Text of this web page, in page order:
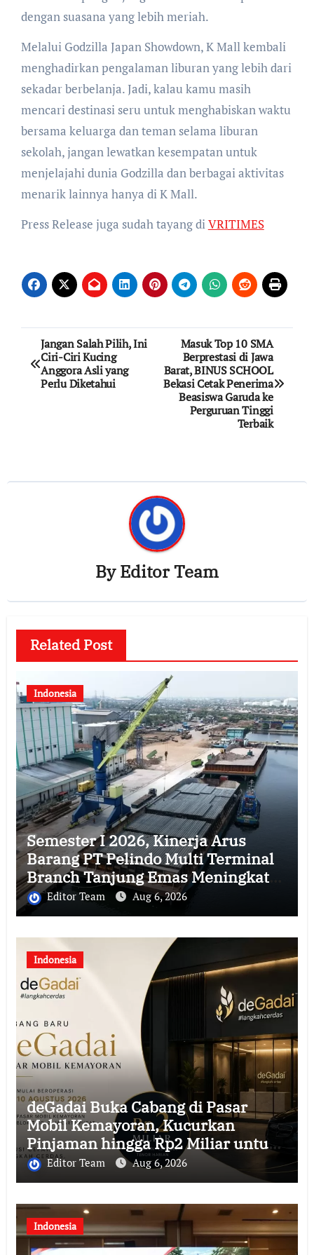
dengan suasana yang lebih meriah.
Melalui Godzilla Japan Showdown, K Mall kembali
menghadirkan pengalaman liburan yang lebih dari
sekadar berbelanja. Jadi, kalau kamu masih
mencari destinasi seru untuk menghabiskan waktu
bersama keluarga dan teman selama liburan
sekolah, jangan lewatkan kesempatan untuk
menjelajahi dunia Godzilla dan berbagai aktivitas
menarik lainnya hanya di K Mall.
Press Release juga sudah tayang diVRITIMES
Post
navigation
Jangan Salah Pilih, Ini
Ciri-Ciri Kucing
Anggora Asli yang
Perlu Diketahui
Masuk Top 10 SMA
Berprestasi di Jawa
Barat, BINUS SCHOOL
Bekasi Cetak Penerima
Beasiswa Garuda ke
Perguruan Tinggi
Terbaik
ByEditor Team
Related Post
Indonesia
Semester I 2026, Kinerja Arus
Barang PT Pelindo Multi Terminal
Branch Tanjung Emas Meningkat
13%Editor Team Aug 6, 2026
Indonesia
deGadai Buka Cabang di Pasar
Mobil Kemayoran, Kucurkan
Pinjaman hingga Rp2 Miliar untuk
Showroom
Editor Team Aug 6, 2026
Indonesia